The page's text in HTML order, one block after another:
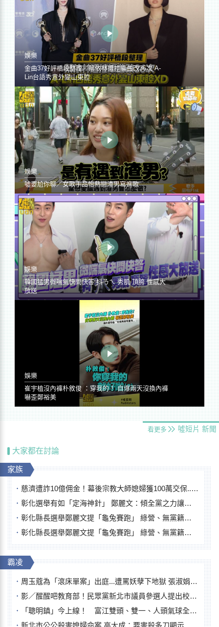
娛樂
金曲37好評橋段整理／蔡依林遭控編曲改36次 A-
Lin台語秀意外變山東腔
娛樂
噓要尬你聊／女歌手品怡熱戀渣男寫進歌
娛樂
韓國猛男微喘氣快問快答 抖ㄋㄟ 秀肌 頂胯 性感大
放送
娛樂
崔宇植沒內褲朴敘俊 ：穿我的！ 自爆兩天沒換內褲
嚇歪鄭裕美
看更多 噓短片 新聞
大家都在討論
家族
慈濟遭詐10億佣金！幕後宗教大師媳婦獲100萬交保...快步奔離不發一語
彰化選舉有如「定海神針」 鄭麗文：傾全黨之力讓彰化贏
彰化縣長選舉鄭麗文提「龜兔賽跑」 綠營、無黨籍忙否認是烏龜
彰化縣長選舉鄭麗文提「龜兔賽跑」 綠營、無黨籍忙否認是烏龜
霸凌
周玉蔻為「滾床單案」出庭...遭罵妖孽下地獄 張淑娟批：舌頭殺人有罪
影／醒醒吧教育部！民眾黨新北市議員參選人提出校園反毒防線升級政見
「聰明鎮」今上線！ 富江雙頭、雙一、人頭氣球全登場
新北市公公殺害媳婦命案 高大成：要害殺多刀顯示怨恨深